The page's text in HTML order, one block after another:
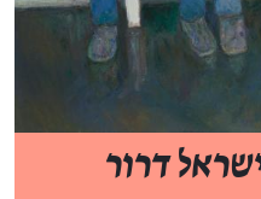
דרור